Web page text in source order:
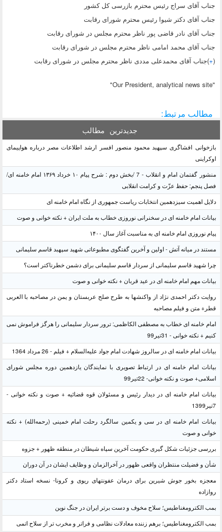
جناب آقای سراج رئیس محترم بازرسی کل کشور
جناب آقای دکتر شیوا رئیس محترم شورای رقابت
جناب آقای نادر قاضی پور ناظر محترم مجلس در شورای رقابت
جناب آقای محمد امامی ناظر محترم مجلس در شورای رقابت
(
+)جناب آقای محمدعلی مددی ناظر محترم مجلس در شورای رقابت
"Our President, analytical news site"
مطالب مرتبط:
جدیدترین مطالب
بازخوانی افشاگری سپهبد محمود منصور افسر ارشد اطلاعات مصر درباره هواپیمای
اوکراینی
منشور گفتمان امام و انقلاب - 7 /بخش دوم : شرح پیام ۱۰ خرداد ۱۳۶۹ امام خامنه ای/
فصل پنجم: حفظ عزّت و کرامت انقلابی
دلایل اهمیت سیزدهمین انتخابات ریاست جمهوری از نگاه امام خامنه ای
بیانات امام خامنه ای در سخنرانی نوروزی خطاب به ملت ایران + نکته خوانی و صوت
پیام نوروزی امام خامنه ای به مناسبت آغاز سال ۱۴۰۰
مستند در میانه آتش - اولین و آخرین گفتگوی مطبوعاتی شهید سپهبد قاسم سلیمانی
چرا شهید قاسم سلیمانی از سردار قاسم سلیمانی برای دشمن خطرناکتر است؟
بیانات مهم امام خامنه ای در عید قربان + نکته خوانی و صوت
روایت دکتر احمدی نژاد از واکنشها به طرح صلح عربستان و یمن در مصاحبه با العربی
قطر+ متن و فیلم مصاحبه
امام خامنه ای خطاب به مصطفی الکاظمی: ترور سردار سلیمانی را هرگز فراموش نمی
کنیم + نکته خوانی - 31تیر99
بیانات امام خامنه ای در سالروز شهادت امام جواد علیه‌السلام + فیلم - 26 مرداد 1364
بیانات امام خامنه ای در ارتباط تصویری با نمایندگان یازدهمین دوره مجلس شورای
اسلامی+ صوت و نکته خوانی- 22تیر99
بیانات امام خامنه ای در دیدار رئیس و مسئولان قوه قضائیه + صوت و نکته خوانی -
7تیر1399
بیانات امام خامنه ای در سی و یکمین سالگرد رحلت امام خمینی (رحمه‌الله) + نکته
خوانی و صوت
بررسی جزئیات شکل گیری حکومت آخرین سپاه شیطان در منطقه ظهور + جزوه
شأن و فضیلت منتظران واقعی ظهور در آخرالزمان و وظایف ایشان در آن دوران
معجزه بخور جوش شیرین برای درمان عفونتهای ریوی و کرونا- نسخه استاد دکتر
روازاده
بمب الکترومغناطیس؛ سلاح مخوف و دست برتر ایران در جنگ نوین
بمب الکترومغناطیس؛ برهم زننده معادلات نظامی و فراتر و مخرب تر از سلاح اتمی